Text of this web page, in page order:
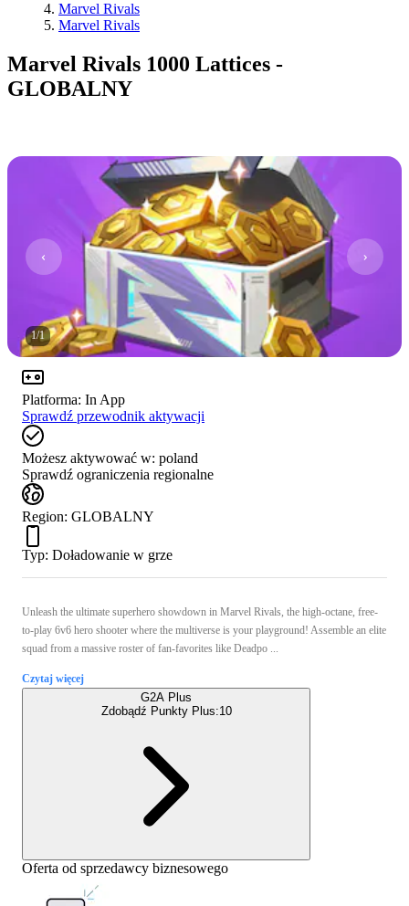
Marvel Rivals
Marvel Rivals
Marvel Rivals 1000 Lattices -
GLOBALNY
1/1
Platforma: In App
Sprawdź przewodnik aktywacji
Możesz aktywować w: poland
Sprawdź ograniczenia regionalne
Region: GLOBALNY
Typ: Doładowanie w grze
Unleash the ultimate superhero showdown in Marvel Rivals, the high-octane, free-
to-play 6v6 hero shooter where the multiverse is your playground! Assemble an elite
squad from a massive roster of fan-favorites like Deadpo ...
Czytaj więcej
G2A Plus
Zdobądź Punkty Plus:10
Oferta od sprzedawcy biznesowego